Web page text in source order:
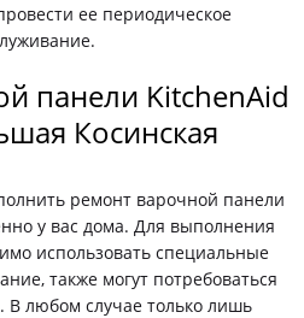
ее периодическое
панели KitchenAid
Косинская
ремонт варочной панели
у вас дома. Для выполнения
использовать специальные
также могут потребоваться
В любом случае только лишь